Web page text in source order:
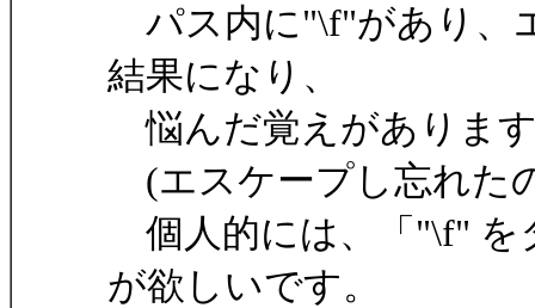
パス内に"\f"があり、
結果になり、
悩んだ覚えがありま
(エスケープし忘れた
個人的には、「"\f" を
が欲しいです。